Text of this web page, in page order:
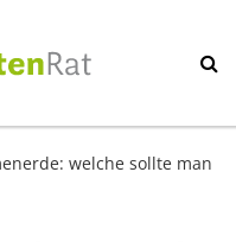
welche sollte man